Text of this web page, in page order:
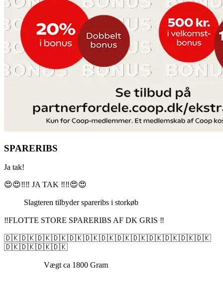
SPARERIBS
Ja tak!
😍😍‼️‼️ JA TAK ‼️‼️😍😍
Slagteren tilbyder spareribs i storkøb
‼️FLOTTE STORE SPARERIBS AF DK GRIS ‼️
🇩🇰🇩🇰🇩🇰🇩🇰🇩🇰🇩🇰🇩🇰🇩🇰🇩🇰🇩🇰🇩🇰🇩🇰🇩🇰
🇩🇰🇩🇰🇩🇰🇩🇰
Vægt ca 1800 Gram